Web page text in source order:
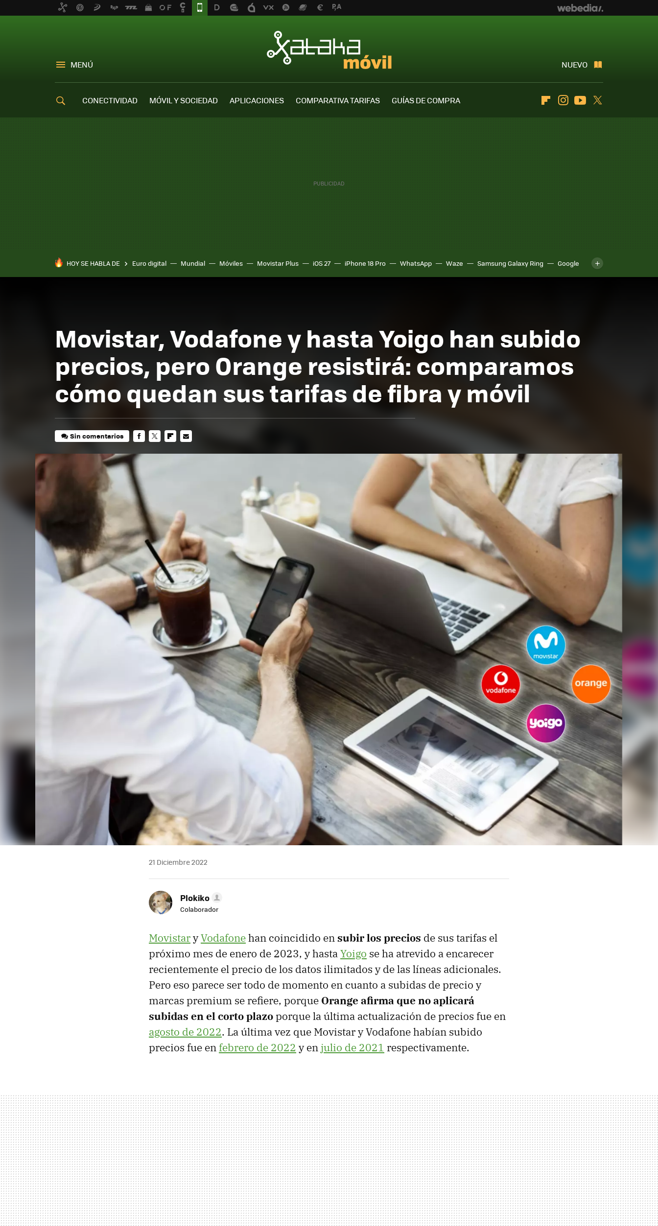
MENÚ NUEVO
CONECTIVIDAD MÓVIL Y SOCIEDAD APLICACIONES COMPARATIVA TARIFAS
GUÍAS DE COMPRA
FlipboardInstagramYoutube
HOY SE HABLA DE Euro digital Mundial Móviles Movistar Plus iOS 27 iPhone 18 Pro WhatsApp Waze Samsung Galaxy Ring
Google
Pixel 10a
Movistar, Vodafone y hasta Yoigo han subido
precios, pero Orange resistirá: comparamos
cómo quedan sus tarifas de fibra y móvil
Sin comentarios
21 Diciembre 2022
Plokiko
Colaborador
MovistaryVodafonehan coincidido ensubir los precios de sus tarifas el
próximo mes de enero de 2023, y hastaYoigo se ha atrevido a encarecer
recientemente el precio de los datos ilimitados y de las líneas adicionales.
Pero eso parece ser todo de momento en cuanto a subidas de precio y
marcas premium se refiere, porque Orange afirma que no aplicará
subidas en el corto plazoporque la última actualización de precios fue en
agosto de 2022. La última vez que Movistar y Vodafone habían subido
precios fue en febrero de 2022 y en julio de 2021 respectivamente.